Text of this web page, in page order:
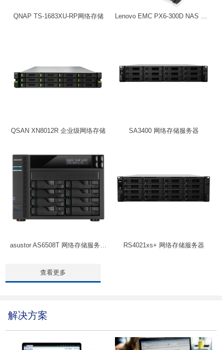
QNAP TS-1683XU-RP网络存储
QSAN XN8012R 企业级网络存储 SA3400 网络存储服务器
RS4021xs+ 网络存储服务器
查看更多
解决方案